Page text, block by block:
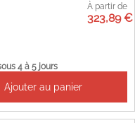
À partir de
323,89 €
4 à 5 jours
Ajouter au panier